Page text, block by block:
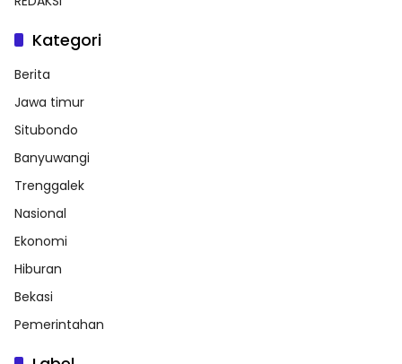
Kategori
Berita
Jawa timur
Situbondo
Banyuwangi
Trenggalek
Nasional
Ekonomi
Hiburan
Bekasi
Pemerintahan